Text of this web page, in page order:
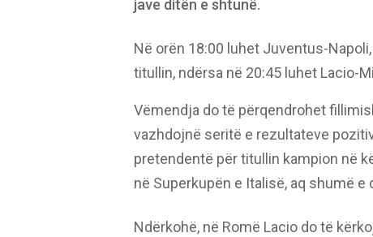
jave ditën e shtunë.
Në orën 18:00 luhet Juventus-
titullin, ndërsa në 20:45 luhet Lacio-
Vëmendja do të përqendrohet
vazhdojnë seritë e rezultateve
pretendentë për titullin kampion në
në Superkupën e Italisë, aq shumë
Ndërkohë, në Romë Lacio do të